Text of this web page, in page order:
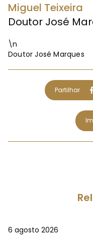
Miguel Teixeira
Doutor José
\n
Doutor José Marques
Partilhar
6 agosto 2026